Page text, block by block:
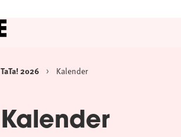
TaTa! 2026 Kalender
Kalender